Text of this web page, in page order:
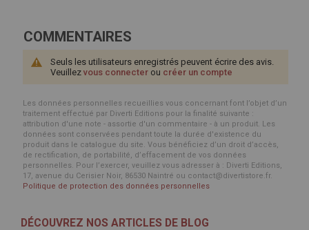
COMMENTAIRES
Seuls les utilisateurs enregistrés peuvent écrire des avis.
Veuillez vous connecter ou créer un compte
Les données personnelles recueillies vous concernant font l’objet d’un
traitement effectué par Diverti Editions pour la finalité suivante :
attribution d'une note - assortie d'un commentaire - à un produit. Les
données sont conservées pendant toute la durée d'existence du
produit dans le catalogue du site. Vous bénéficiez d’un droit d’accès,
de rectification, de portabilité, d’effacement de vos données
personnelles. Pour l’exercer, veuillez vous adresser à : Diverti Editions,
17, avenue du Cerisier Noir, 86530 Naintré ou contact@divertistore.fr.
Politique de protection des données personnelles
DÉCOUVREZ NOS ARTICLES DE BLOG